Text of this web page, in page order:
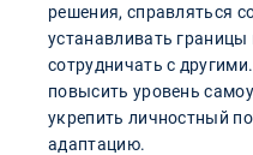
решения, справляться
устанавливать
сотрудничать с
повысить уровень
укрепить личностный
адаптацию.